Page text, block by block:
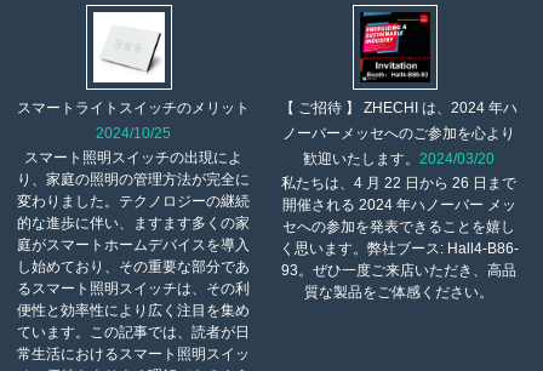
スマートライトスイッチのメリット
2024/10/25
スマート照明スイッチの出現によ
り、家庭の照明の管理方法が完全に
変わりました。テクノロジーの継続
的な進歩に伴い、ますます多くの家
庭がスマートホームデバイスを導入
し始めており、その重要な部分であ
るスマート照明スイッチは、その利
便性と効率性により広く注目を集め
ています。この記事では、読者が日
常生活におけるスマート照明スイッ
【 ご招待 】 ZHECHI は、2024 年ハ
ノーバーメッセへのご参加を心より
歓迎いたします。2024/03/20
私たちは、4 月 22 日から 26 日まで
開催される 2024 年ハノーバー メッ
セへの参加を発表できることを嬉し
く思います。弊社ブース: Hall4-B86-
93。ぜひ一度ご来店いただき、高品
質な製品をご体感ください。